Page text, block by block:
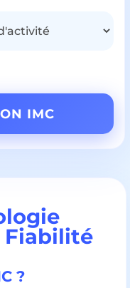
IMC
Fiabilité
?